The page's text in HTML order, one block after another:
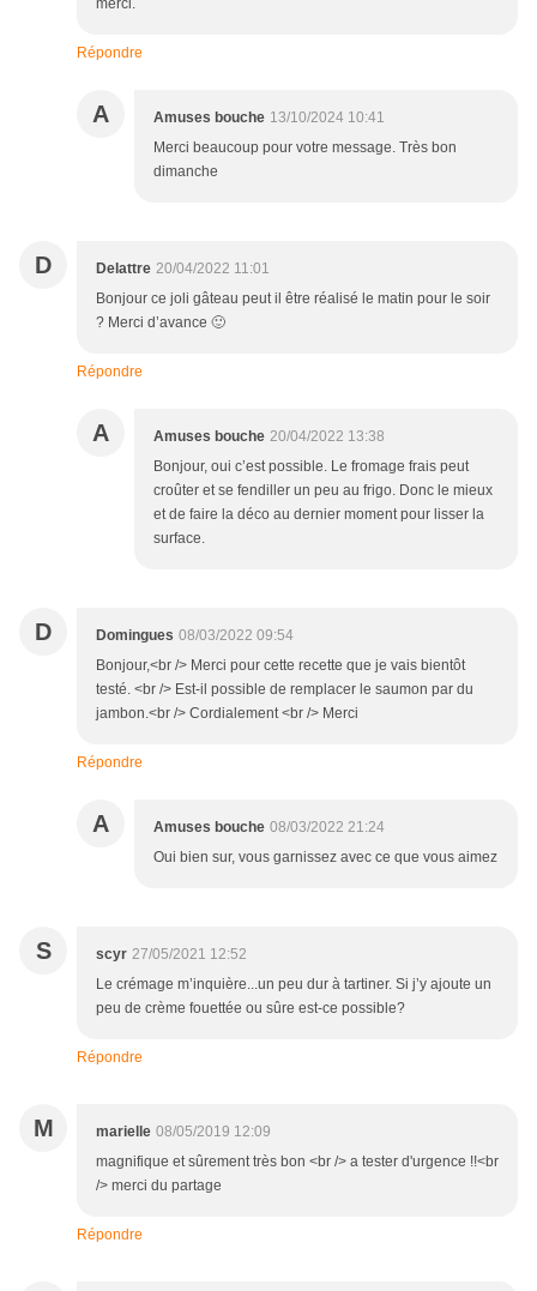
merci.
Répondre
A Amuses bouche 13/10/2024 10:41
Merci beaucoup pour votre message. Très bon
dimanche
D Delattre 20/04/2022 11:01
Bonjour ce joli gâteau peut il être réalisé le matin pour le soir
? Merci d’avance 🙂
Répondre
A Amuses bouche 20/04/2022 13:38
Bonjour, oui c’est possible. Le fromage frais peut
croûter et se fendiller un peu au frigo. Donc le mieux
et de faire la déco au dernier moment pour lisser la
surface.
D Domingues 08/03/2022 09:54
Bonjour,<br /> Merci pour cette recette que je vais bientôt
testé. <br /> Est-il possible de remplacer le saumon par du
jambon.<br /> Cordialement <br /> Merci
Répondre
A Amuses bouche 08/03/2022 21:24
Oui bien sur, vous garnissez avec ce que vous aimez
S scyr 27/05/2021 12:52
Le crémage m’inquière...un peu dur à tartiner. Si j’y ajoute un
peu de crème fouettée ou sûre est-ce possible?
Répondre
M marielle 08/05/2019 12:09
magnifique et sûrement très bon <br /> a tester d'urgence !!<br
/> merci du partage
Répondre